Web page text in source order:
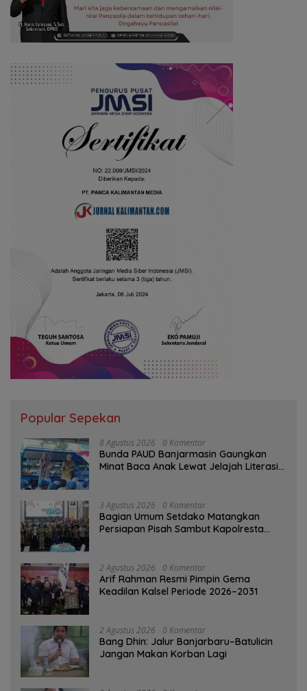
Popular Sepekan
8 Agustus 2026 0 Komentar
Bunda PAUD Banjarmasin Gaungkan
Minat Baca Anak Lewat Jelajah Literasi
3 Agustus 2026 0 Komentar
Bagian Umum Setdako Matangkan
Persiapan Pisah Sambut Kapolresta
2 Agustus 2026 0 Komentar
Arif Rahman Resmi Pimpin Gema
Keadilan Kalsel Periode 2026–2031
2 Agustus 2026 0 Komentar
Bang Dhin: Jalur Banjarbaru–Batulicin
Jangan Makan Korban Lagi